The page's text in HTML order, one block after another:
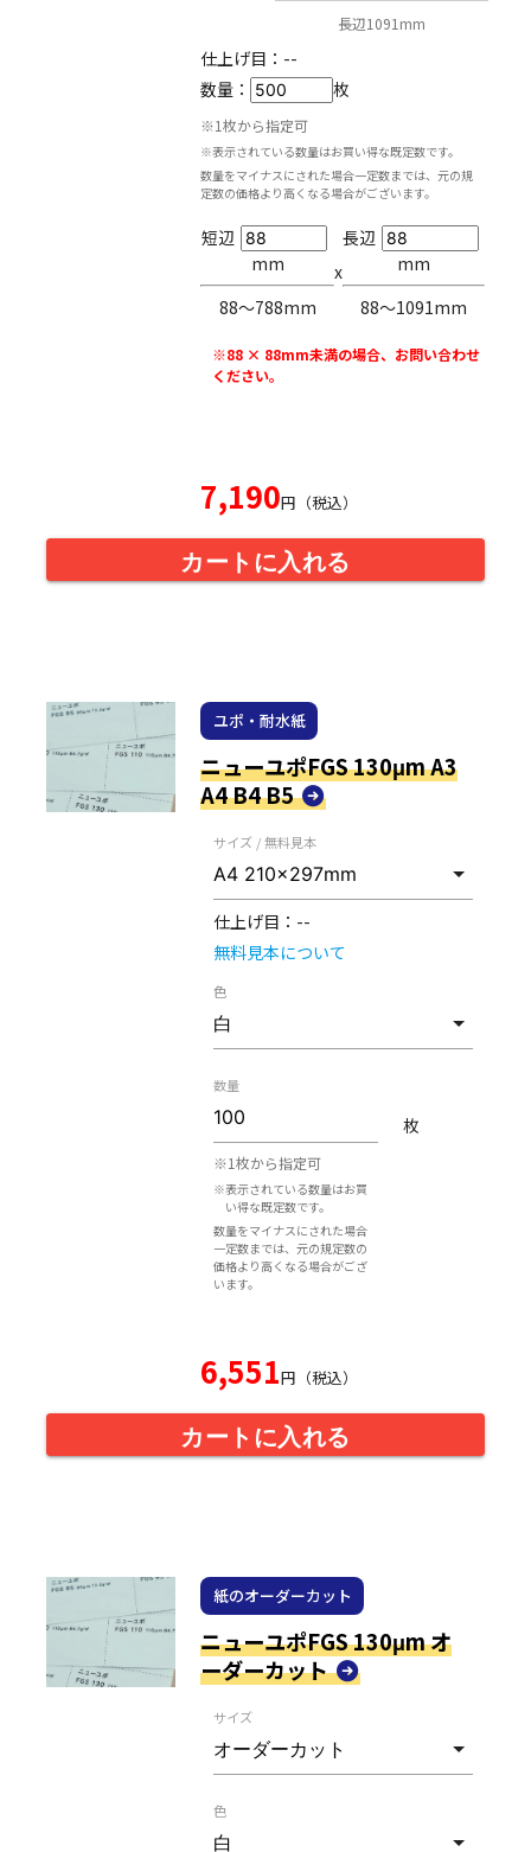
長辺1091mm
仕上げ目： --
数量：
枚
※1枚から指定可
※表示されている数量はお買い得な既定数です。
数量をマイナスにされた場合一定数までは、元の規
定数の価格より高くなる場合がございます。
短辺
mm
88〜788mm
x
長辺
mm
88〜1091mm
※88 × 88mm未満の場合、お問い合わせ
ください。
7,190円（税込）
カートに入れる
ユポ・耐水紙
ニューユポFGS 130μm A3
A4 B4 B5
サイズ / 無料見本
仕上げ目： --
無料見本について
色
数量
※1枚から指定可
※表示されている数量はお買
い得な既定数です。
数量をマイナスにされた場合
一定数までは、元の規定数の
価格より高くなる場合がござ
います。
枚
6,551円（税込）
カートに入れる
紙のオーダーカット
ニューユポFGS 130μm オ
ーダーカット
サイズ
色